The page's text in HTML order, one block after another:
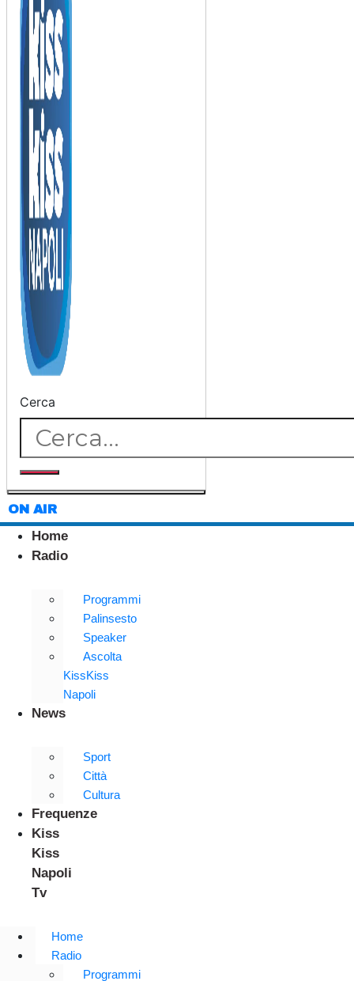
Cerca
ON AIR
Home
Radio
Programmi
Palinsesto
Speaker
Ascolta
KissKiss
Napoli
News
Sport
Città
Cultura
Frequenze
Kiss
Kiss
Napoli
Tv
Home
Radio
Programmi